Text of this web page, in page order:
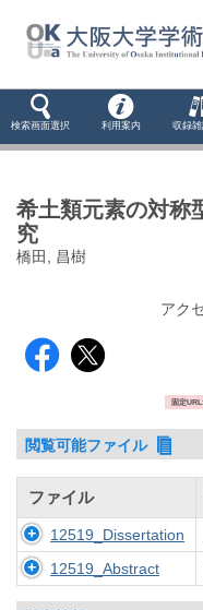
検索画面選択 利用案内 収録
希土類元素の対称
究
橋田, 昌樹
アク
固定
閲覧可能ファイル
ファイル
12519_Dissertation
12519_Abstract